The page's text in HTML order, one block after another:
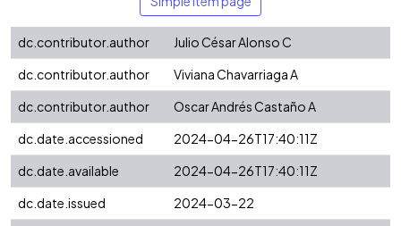
dc.contributor.author
Julio César Alonso C
dc.contributor.author
Viviana Chavarriaga A
dc.contributor.author
Oscar Andrés Castaño A
dc.date.accessioned
2024-04-26T17:40:11Z
dc.date.available
2024-04-26T17:40:11Z
dc.date.issued
2024-03-22